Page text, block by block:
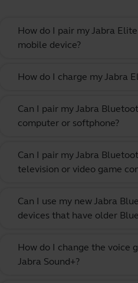
How do I pair my Jabra
mobile device?
How do I charge my Jabra
Can I pair my Jabra
computer or softphone?
Can I pair my Jabra
television or video game
Can I use my new Jabra
devices that have older
How do I change the voice
Jabra Sound+?